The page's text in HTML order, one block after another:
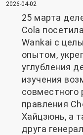
2026-04-02
25 марта
Cola
Wankai с
опытом,
углубления
изучения
совместного
правления
Хайцзюнь, а
друга